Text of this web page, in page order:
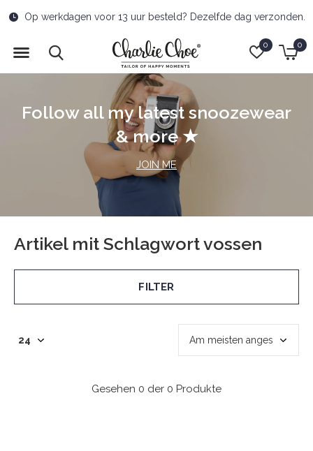
0 0
Op werkdagen voor 13 uur besteld? Dezelfde dag verzonden.
Follow all my latest snoozewear
& more ★
JOIN ME
Artikel mit Schlagwort vossen
FILTER
Gesehen 0 der 0 Produkte